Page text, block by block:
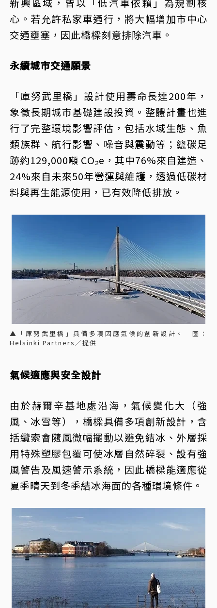
新興區域，皆以「低汽車依賴」為規劃核
心。若允許私家車通行，將大幅增加市中心
交通壅塞，因此橋樑刻意排除汽車。
永續城市交通願景
「庫努武里橋」設計使用壽命長達200年，
象徵長期城市基礎建設投資。整體計畫也進
行了完整環境影響評估，包括水域生態、魚
類族群、航行影響、噪音與震動等；總碳足
跡約129,000噸 CO₂e，其中76%來自建造、
24%來自未來50年營運與維護，透過低碳材
料與再生能源使用，已有效降低排放。
▲「庫努武里橋」具備多項因應氣候的創新設計。 圖：
Helsinki Partners／提供
氣候適應與安全設計
由於赫爾辛基地處沿海，氣候變化大（強
風、冰雪等），橋樑具備多項創新設計，含
括纜索會隨風微幅擺動以避免結冰、外層採
用特殊塑膠包覆可使冰層自然碎裂、設有強
風警告及風速警示系統，因此橋樑能適應從
夏季晴天到冬季結冰海面的各種環境條件。